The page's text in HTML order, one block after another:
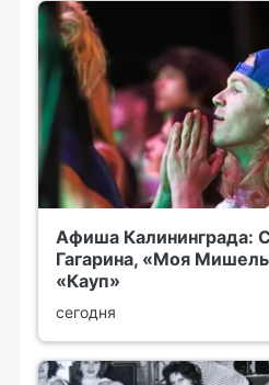
Афиша Калининграда:
Гагарина, «Моя
«Кауп»
сегодня